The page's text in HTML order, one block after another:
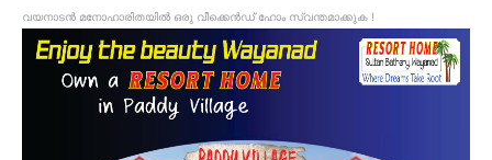
വയനാടൻ മനോഹാരിതയിൽ ഒരു വീക്കെൻഡ് ഹോം സ്വന്തമാക്കുക !